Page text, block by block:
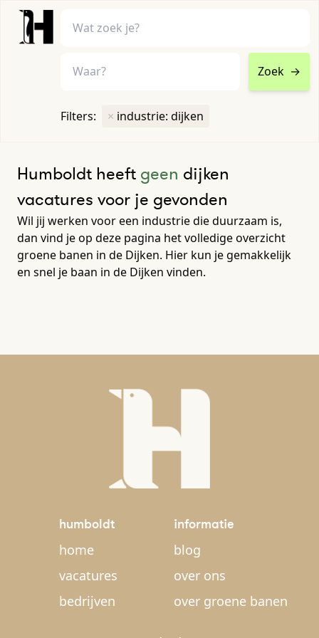
Zoek →
Filters: × industrie: dijken
Humboldt heeft geen dijken
vacatures voor je gevonden
Wil jij werken voor een industrie die duurzaam is,
dan vind je op deze pagina het volledige overzicht
groene banen in de Dijken. Hier kun je gemakkelijk
en snel je baan in de Dijken vinden.
humboldt
home
vacatures
bedrijven
informatie
blog
over ons
over groene banen